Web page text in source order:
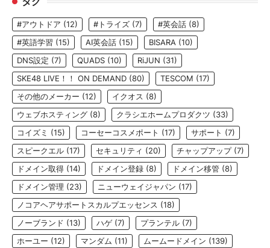
#アウトドア (12) #トライズ (7) #英会話 (8)
#英語学習 (15) AI英会話 (15) BISARA (10)
DNS設定 (7) QUADS (10) RiJUN (31)
SKE48 LIVE！！ ON DEMAND (80) TESCOM (17)
その他のメーカー (12) イクオス (8)
ウェブホスティング (8) クラシエホームプロダクツ (33)
コイズミ (15) コーセーコスメポート (17) サポート (7)
スピークエル (17) セキュリティ (20) チャップアップ(7)
ドメイン取得 (14) ドメイン登録 (8) ドメイン移管 (8)
ドメイン管理 (23) ニューウェイジャパン (17)
ノコアヘアサポートスカルプエッセンス (18)
ノーブランド (13) ハゲ (7) プランテル (7)
ホーユー (12) マンダム (11) ムームードメイン (139)